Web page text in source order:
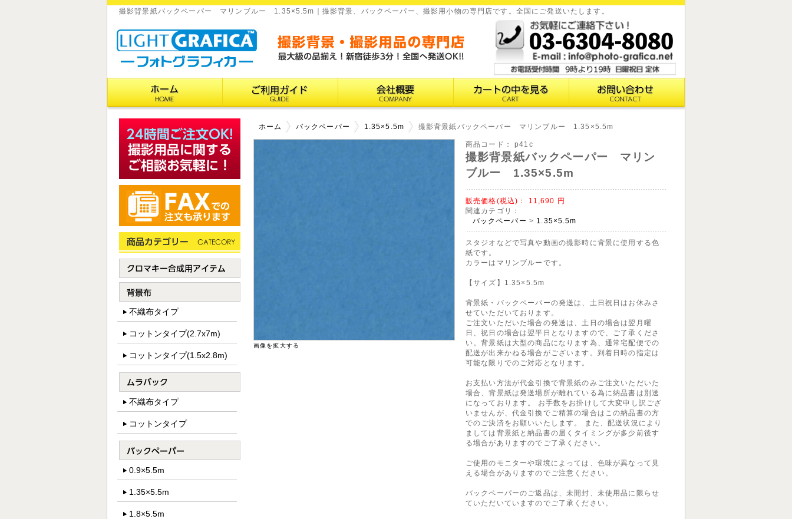
撮影背景紙バックペーパー マリンブルー 1.35×5.5m｜撮影背景、バックペーパー、撮影用小物の専門店です。全国にご発送いたします。
不織布タイプ
コットンタイプ(2.7x7m)
コットンタイプ(1.5x2.8m)
不織布タイプ
コットンタイプ
0.9×5.5m
1.35×5.5m
1.8×5.5m
ホーム バックペーパー 1.35×5.5m 撮影背景紙バックペーパー マリンブルー 1.35×5.5m
画像を拡大する
商品コード： p41c
撮影背景紙バックペーパー マリン
ブルー 1.35×5.5m
販売価格(税込)： 11,690 円
関連カテゴリ：
バックペーパー > 1.35×5.5m
スタジオなどで写真や動画の撮影時に背景に使用する色
紙です。
カラーはマリンブルーです。
【サイズ】1.35×5.5m
背景紙・バックペーパーの発送は、土日祝日はお休みさ
せていただいております。
ご注文いただいた場合の発送は、土日の場合は翌月曜
日、祝日の場合は翌平日となりますので、ご了承くださ
い。背景紙は大型の商品になります為、通常宅配便での
配送が出来かねる場合がございます。到着日時の指定は
可能な限りでのご対応となります。
お支払い方法が代金引換で背景紙のみご注文いただいた
場合、背景紙は発送場所が離れている為に納品書は別送
になっております。 お手数をお掛けして大変申し訳ござ
いませんが、代金引換でご精算の場合はこの納品書の方
でのご決済をお願いいたします。 また、配送状況により
ましては背景紙と納品書の届くタイミングが多少前後す
る場合がありますのでご了承ください。
ご使用のモニターや環境によっては、色味が異なって見
える場合がありますのでご注意ください。
バックペーパーのご返品は、未開封、未使用品に限らせ
ていただいていますのでご了承ください。